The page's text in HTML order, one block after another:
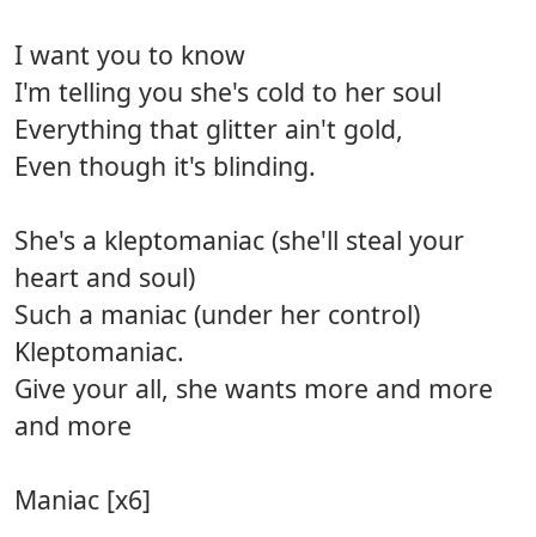
I want you to know
I'm telling you she's cold to her soul
Everything that glitter ain't gold,
Even though it's blinding.
She's a kleptomaniac (she'll steal your
heart and soul)
Such a maniac (under her control)
Kleptomaniac.
Give your all, she wants more and more
and more
Maniac [x6]